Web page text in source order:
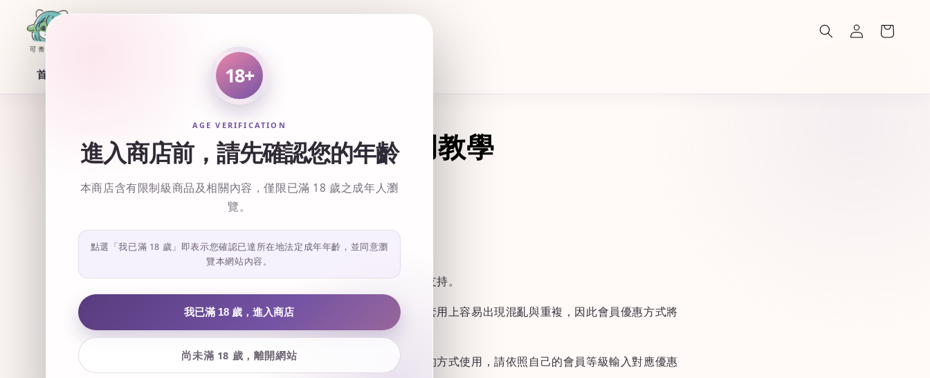
18+
AGE VERIFICATION
進入商店前，請先確認您的年齡
本商店含有限制級商品及相關內容，僅限已滿 18 歲之成年人瀏
覽。
點選「我已滿 18 歲」即表示您確認已達所在地法定成年年齡，並同意瀏
覽本網站內容。
我已滿 18 歲，進入商店
尚未滿 18 歲，離開網站
首頁
會員優惠碼使用教學
【可奈獸屋會員優惠調整公告】
感謝各位一直以來對可奈獸屋商店的支持。
由於目前系統限制，導致會員優惠在套用上容易出現混亂與重複，因此會員優惠方式將
進行調整。
日後會員折扣將改為手動輸入折扣碼的方式使用，請依照自己的會員等級輸入對應優惠